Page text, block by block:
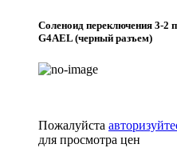
Соленоид переключения 3-2
G4AEL (черный разъем)
Пожалуйста
для просмотра цен